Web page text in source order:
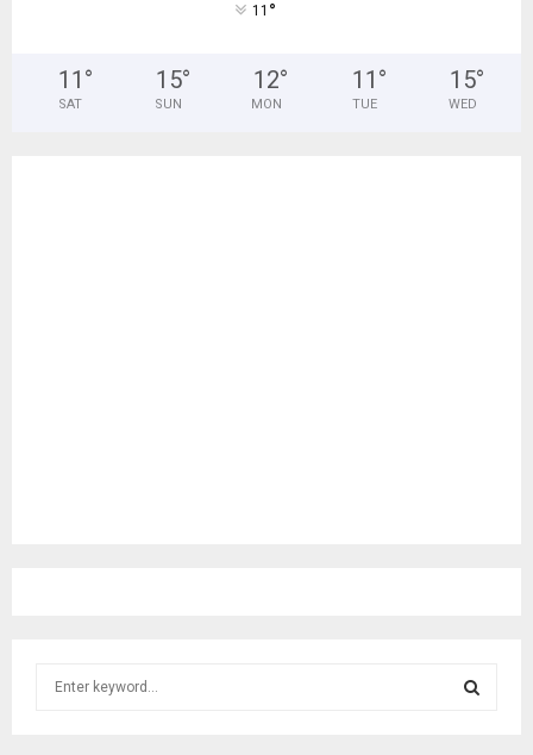
11 °
11 °
SAT
15°
SUN
12°
MON
11 °
TUE
15°
WED